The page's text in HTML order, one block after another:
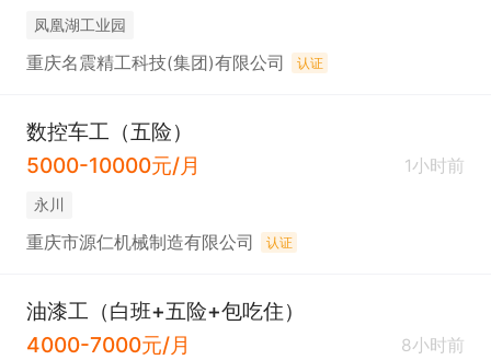
凤凰湖工业园
重庆名震精工科技(集团)有限公司 认证
数控车工（五险）
5000-10000元/月
1小时前
永川
重庆市源仁机械制造有限公司 认证
油漆工（白班+五险+包吃住）
4000-7000元/月
8小时前